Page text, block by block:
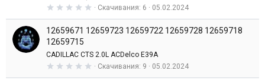
з0
0
е
з
Скачивания 6 05.02.2024
12659671 12659723 12659722 12659728 12659718
12659715
CADILLAC CTS 2.0L ACDelco E39A
0 Скачивания 9 05.02.2024